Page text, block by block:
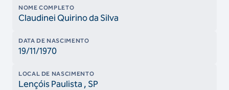
NOME COMPLETO
Claudinei Quirino da Silva
DATA DE NASCIMENTO
19/11/1970
LOCAL DE NASCIMENTO
Lençóis Paulista , SP